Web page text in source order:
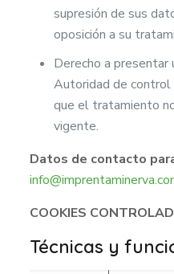
supresión de sus
oposición a su
Derecho a presentar
Autoridad de control
que el tratamiento
vigente.
Datos de contacto
COOKIES
Técnicas y